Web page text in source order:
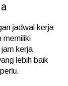
jadwal kerja
memiliki
kerja
lebih baik